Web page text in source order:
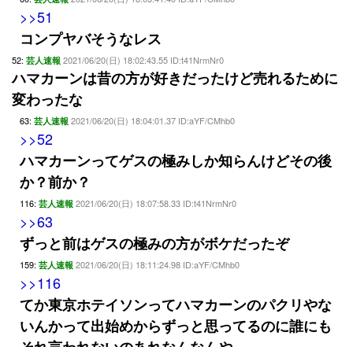
>>51
コンプヤバそうなレス
52: 芸人速報 2021/06/20(日) 18:02:43.55 ID:t41NrmNr0
ハマカーンは昔の方が好きだったけど売れるために
変わったな
63: 芸人速報 2021/06/20(日) 18:04:01.37 ID:aYF/CMhb0
>>52
ハマカーンってゲスの極みしか知らんけどその後
か？前か？
116: 芸人速報 2021/06/20(日) 18:07:58.33 ID:t41NrmNr0
>>63
ずっと前はゲスの極みの方がボケだったぞ
159: 芸人速報 2021/06/20(日) 18:11:24.98 ID:aYF/CMhb0
>>116
てか東京ホテイソンってハマカーンのパクリやな
いんかって出始めからずっと思ってるのに誰にも